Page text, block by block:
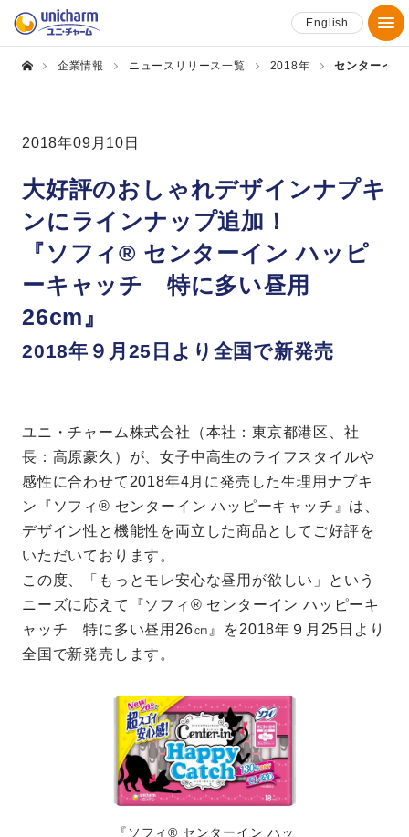
English
企業情報 ニュースリリース一覧 2018年 センターイ
2018年09月10日
大好評のおしゃれデザインナプキ
ンにラインナップ追加！
『ソフィ® センターイン ハッピ
ーキャッチ 特に多い昼用
26cm』
2018年９月25日より全国で新発売
ユニ・チャーム株式会社（本社：東京都港区、社
長：高原豪久）が、女子中高生のライフスタイルや
感性に合わせて2018年4月に発売した生理用ナプキ
ン『ソフィ® センターイン ハッピーキャッチ』は、
デザイン性と機能性を両立した商品としてご好評を
いただいております。
この度、「もっとモレ安心な昼用が欲しい」という
ニーズに応えて『ソフィ® センターイン ハッピーキ
ャッチ 特に多い昼用26㎝』を2018年９月25日より
全国で新発売します。
『ソフィ® センターイン ハッ